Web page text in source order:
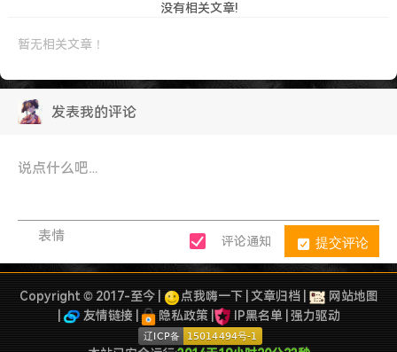
没有相关文章!
暂无相关文章！
发表我的评论
提交评论
评论通知
表情
Copyright © 2017-至今 | 点我嗨一下| 文章归档|
网站地图
友情链接 隐私政策| IP黑名单 强力驱动